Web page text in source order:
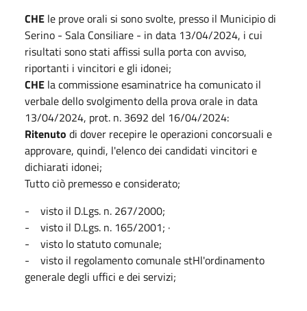
CHE le prove orali si sono svolte, presso il Municipio di
Serino - Sala Consiliare - in data 13/04/2024, i cui
risultati sono stati affissi sulla porta con avviso,
riportanti i vincitori e gli idonei;
CHE la commissione esaminatrice ha comunicato il
verbale dello svolgimento della prova orale in data
13/04/2024, prot. n. 3692 del 16/04/2024:
Ritenuto di dover recepire le operazioni concorsuali e
approvare, quindi, l'elenco dei candidati vincitori e
dichiarati idonei;
Tutto ciò premesso e considerato;
- visto il D.Lgs. n. 267/2000;
- visto il D.Lgs. n. 165/2001; ·
- visto lo statuto comunale;
- visto il regolamento comunale stHl'ordinamento
generale degli uffici e dei servizi;